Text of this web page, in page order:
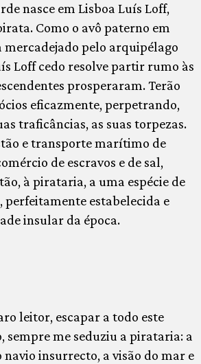
nasce em Lisboa Luís Loff,
Como o avô paterno em
pelo arquipélago
Loff cedo resolve partir rumo às
prosperaram. Terão
eficazmente, perpetrando,
traficâncias, as suas torpezas.
e transporte marítimo de
de escravos e de sal,
à pirataria, a uma espécie de
estabelecida e
insular da época.
leitor, escapar a todo este
sempre me seduziu a pirataria: a
insurrecto, a visão do mar e